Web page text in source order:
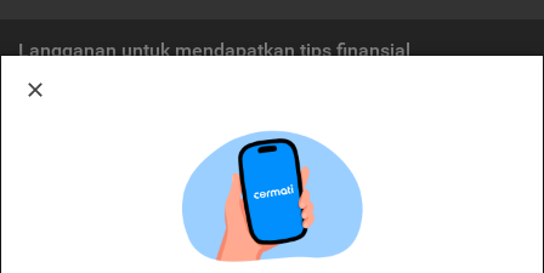
Langganan untuk mendapatkan tips finansial
Cermati merupakan penyelenggara agregasi jasa keuangan yang terdaftar di
OJK. Oleh karena itu, produk dan/atau layanan jasa keuangan yang
ditawarkan bukan merupakan produk dan/atau layanan jasa keuangan yang
diterbitkan oleh Cermati dan Cermati tidak bertanggung jawab atas tuntutan